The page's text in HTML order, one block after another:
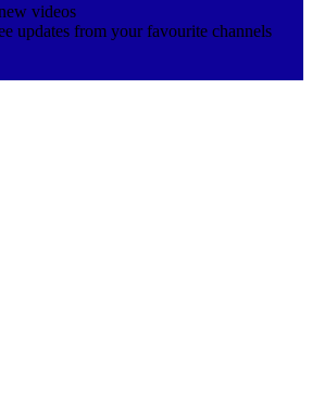
videos
updates from your favourite channels